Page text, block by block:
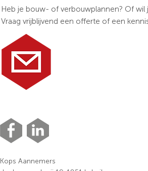
Heb je bouw- of verbouwplannen? Of
Vraag vrijblijvend een offerte of een
Kops Aannemers